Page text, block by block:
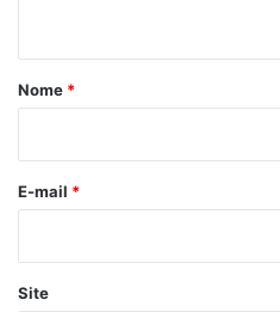
r
*
Nome *
E-mail *
Site